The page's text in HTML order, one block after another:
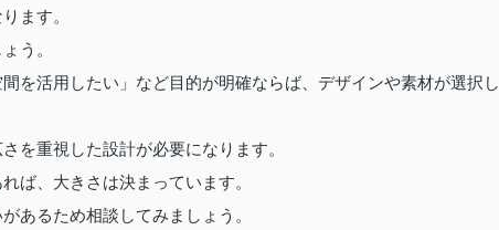
ます。
う。
を活用したい」など目的が明確ならば、デザインや素材が選択し
を重視した設計が必要になります。
ば、大きさは決まっています。
あるため相談してみましょう。